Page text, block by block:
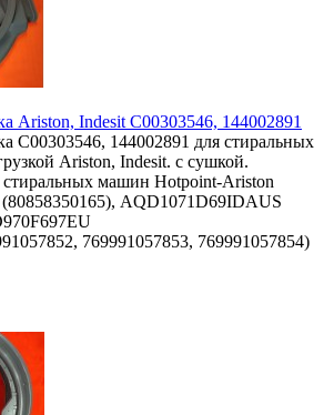
Ariston, Indesit C00303546, 144002891
C00303546, 144002891 для стиральных
Ariston, Indesit. с сушкой.
стиральных машин Hotpoint-Ariston
AQD1071D69IDAUS
769991057853, 769991057854)